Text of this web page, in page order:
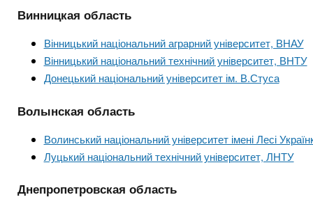
Винницкая область
Вінницький національний аграрний університет, ВНАУ
Вінницький національний технічний університет, ВНТУ
Донецький національний університет ім. В.Стуса
Волынская область
Волинський національний університет імені Лесі
Луцький національний технічний університет, ЛНТУ
Днепропетровская область